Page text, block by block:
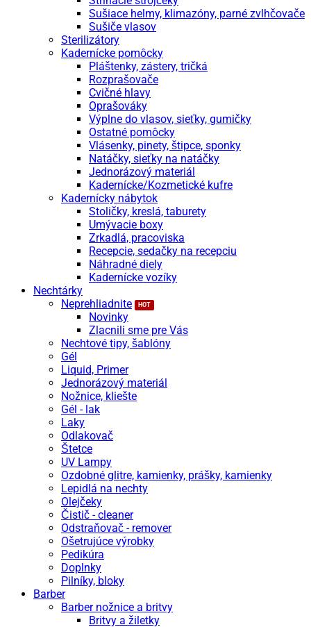
Sušiace helmy, klimazóny, parné zvlhčovače
Sušiče vlasov
Sterilizátory
Kadernícke pomôcky
Pláštenky, zástery, tričká
Rozprašovače
Cvičné hlavy
Oprašováky
Výplne do vlasov, sieťky, gumičky
Ostatné pomôcky
Vlásenky, pinety, štipce, sponky
Natáčky, sieťky na natáčky
Jednorázový materiál
Kadernícke/Kozmetické kufre
Kadernícky nábytok
Stoličky, kreslá, taburety
Umývacie boxy
Zrkadlá, pracoviska
Recepcie, sedačky na recepciu
Náhradné diely
Kadernícke vozíky
Nechtárky
Neprehliadnite
Novinky
Zlacnili sme pre Vás
Nechtové tipy, šablóny
Gél
Liquid, Primer
Jednorázový materiál
Nožnice, kliešte
Gél - lak
Laky
Odlakovač
Štetce
UV Lampy
Ozdobné glitre, kamienky, prášky, kamienky
Lepidlá na nechty
Olejčeky
Čistič - cleaner
Odstraňovač - remover
Ošetrujúce výrobky
Pedikúra
Doplnky
Pilníky, bloky
Barber
Barber nožnice a britvy
Britvy a žiletky